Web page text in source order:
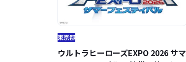
東京都
ウルトラヒーローズEXPO 2026 サマ